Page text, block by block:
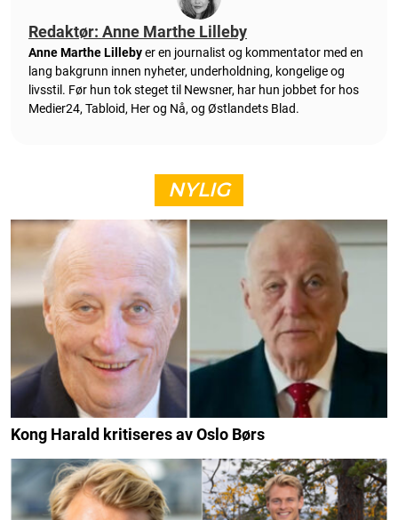
Redaktør: Anne Marthe Lilleby
Anne Marthe Lillebyer en journalist og kommentator med en
lang bakgrunn innen nyheter, underholdning, kongelige og
livsstil. Før hun tok steget til Newsner, har hun jobbet for hos
Medier24, Tabloid, Her og Nå, og Østlandets Blad.
NYLIG
Kong Harald kritiseres av Oslo Børs